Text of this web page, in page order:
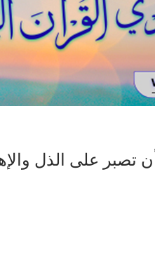
تصبر على الذل